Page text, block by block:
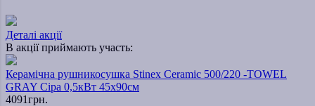
Деталі акції
В акції приймають участь:
Керамічна рушникосушка Stinex Ceramic 500/220 -TOWEL
GRAY Сіра 0,5кВт 45х90см
4091грн.